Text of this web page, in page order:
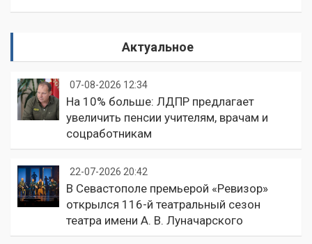
Актуальное
07-08-2026 12:34
На 10% больше: ЛДПР предлагает
увеличить пенсии учителям, врачам и
соцработникам
22-07-2026 20:42
В Севастополе премьерой «Ревизор»
открылся 116-й театральный сезон
театра имени А. В. Луначарского